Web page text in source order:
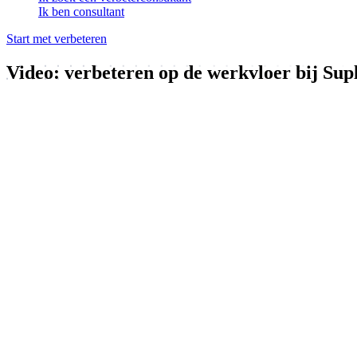
Ik ben consultant
Start met verbeteren
Video: verbeteren op de werkvloer bij